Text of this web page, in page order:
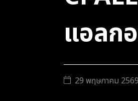
แอลก
29 พฤษภาคม 2569